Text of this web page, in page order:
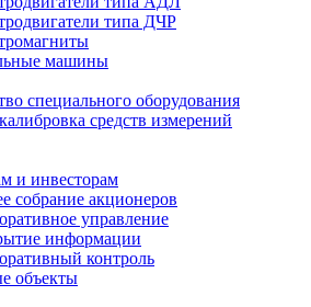
типа ДЧР
машины
специального оборудования
средств измерений
и инвесторам
собрание акционеров
управление
информации
контроль
объекты